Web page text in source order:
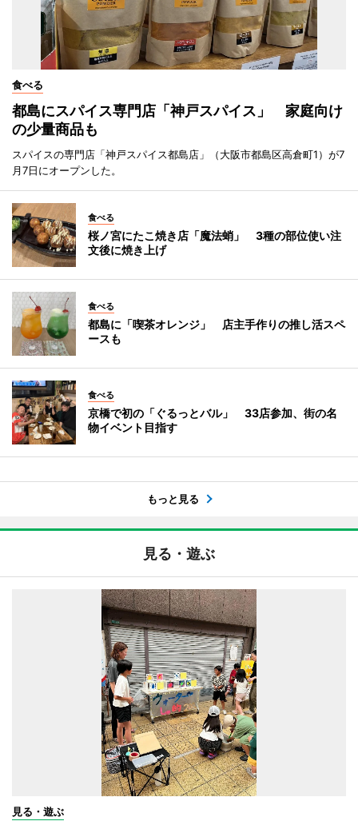
食べる
都島にスパイス専門店「神戸スパイス」 家庭向け
の少量商品も
スパイスの専門店「神戸スパイス都島店」（大阪市都島区高倉町1）が7
月7日にオープンした。
食べる
桜ノ宮にたこ焼き店「魔法蛸」 3種の部位使い注
文後に焼き上げ
食べる
都島に「喫茶オレンジ」 店主手作りの推し活スペ
ースも
食べる
京橋で初の「ぐるっとバル」 33店参加、街の名
物イベント目指す
もっと見る
見る・遊ぶ
見る・遊ぶ